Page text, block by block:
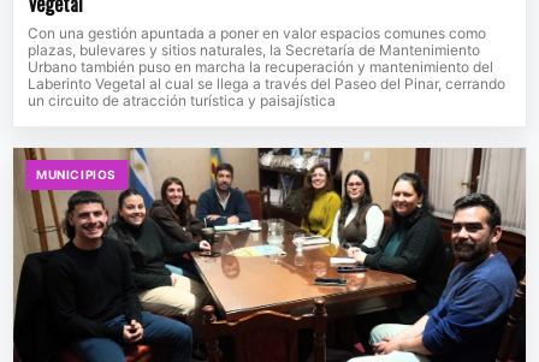
Con una gestión apuntada a poner en valor espacios comunes como
plazas, bulevares y sitios naturales, la Secretaría de Mantenimiento
Urbano también puso en marcha la recuperación y mantenimiento del
Laberinto Vegetal al cual se llega a través del Paseo del Pinar, cerrando
un circuito de atracción turística y paisajística
MUNICIPIOS